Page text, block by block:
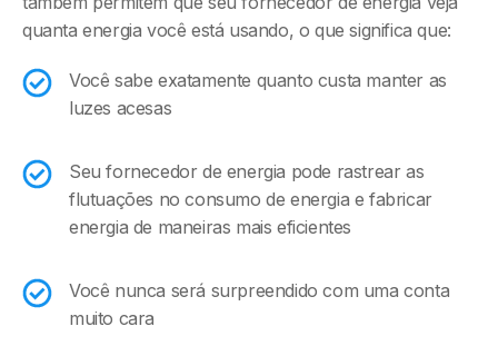
quanta energia você está usando, o que significa que:
Você sabe exatamente quanto custa manter as
luzes acesas
Seu fornecedor de energia pode rastrear as
flutuações no consumo de energia e fabricar
energia de maneiras mais eficientes
Você nunca será surpreendido com uma conta
muito cara